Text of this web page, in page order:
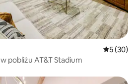
Średnia
5 (30)
pobliżu AT&T Stadium